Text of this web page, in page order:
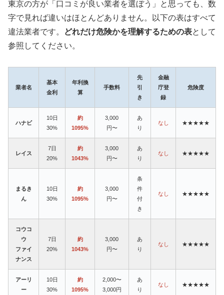
東京の方が「口コミが良い業者を選ぼう」と思っても、数
字で見れば違いはほとんどありません。以下の表はすべて
違法業者です。
どれだけ危険かを理解するための表として
参照してください。
業者名
基本
金利
年利換
算
手数料
先
引
き
金融
庁登
録
危険度
ハナビ
10日
30%
約
1095%
3,000
円〜
あ
り
なし ★★★★★
レイス
7日
20%
約
1043%
3,000
円〜
あ
り
なし ★★★★★
まるき
ん
10日
30%
約
1095%
3,000
円〜
条
件
付
き
なし ★★★★★
コウコ
ウ
ファイ
ナンス
7日
20%
約
1043%
3,000
円〜
あ
り
なし ★★★★★
アーリ
ー
10日
30%
約
1095%
2,000〜
3,000円
あ
り
なし ★★★★★